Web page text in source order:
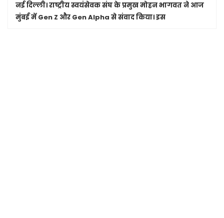
नई दिल्ली।राष्ट्रीय स्वयंसेवक संघ के प्रमुख मोहन भागवत ने आज
मुंबई में Gen Z और Gen Alpha से संवाद किया। इस